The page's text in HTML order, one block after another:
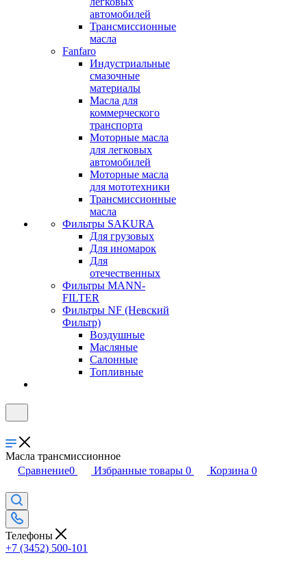
автомобилей
Трансмиссионные
масла
Fanfaro
Индустриальные
смазочные
материалы
Масла для
коммерческого
транспорта
Моторные масла
для легковых
автомобилей
Моторные масла
для мототехники
Трансмиссионные
масла
Фильтры SAKURA
Для грузовых
Для иномарок
Для
отечественных
Фильтры MANN-
FILTER
Фильтры NF (Невский
Фильтр)
Воздушные
Масляные
Салонные
Топливные
Масла трансмиссионное
Сравнение0 Избранные товары 0 Корзина 0
Телефоны
+7 (3452) 500-101